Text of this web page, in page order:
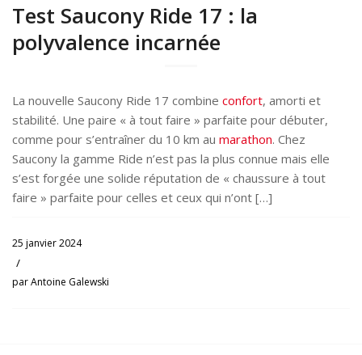
Test Saucony Ride 17 : la
polyvalence incarnée
La nouvelle Saucony Ride 17 combine confort, amorti et
stabilité. Une paire « à tout faire » parfaite pour débuter,
comme pour s’entraîner du 10 km au marathon. Chez
Saucony la gamme Ride n’est pas la plus connue mais elle
s’est forgée une solide réputation de « chaussure à tout
faire » parfaite pour celles et ceux qui n’ont […]
25 janvier 2024
/
parAntoine Galewski